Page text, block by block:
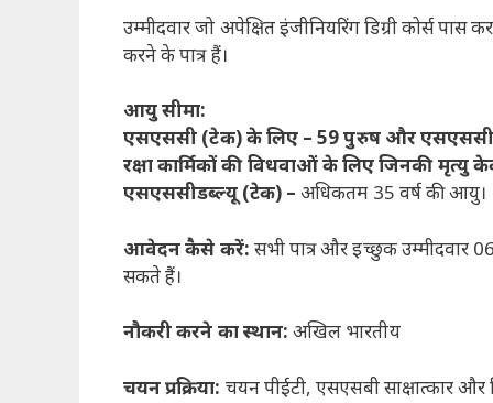
उम्मीदवार जो अपेक्षित इंजीनियरिंग डिग्री कोर्स
करने के पात्र हैं।
आयु सीमा:
एसएससी (टेक) के लिए – 59 पुरुष और
रक्षा कार्मिकों की विधवाओं के लिए जिनकी
एसएससीडब्ल्यू (टेक) –अधिकतम 35 वर्ष की आयु।
आवेदन कैसे करें: सभी पात्र और इच्छुक
सकते हैं।
नौकरी करने का स्थान: अखिल भारतीय
चयन प्रक्रिया: चयन पीईटी, एसएसबी साक्षात्कार और